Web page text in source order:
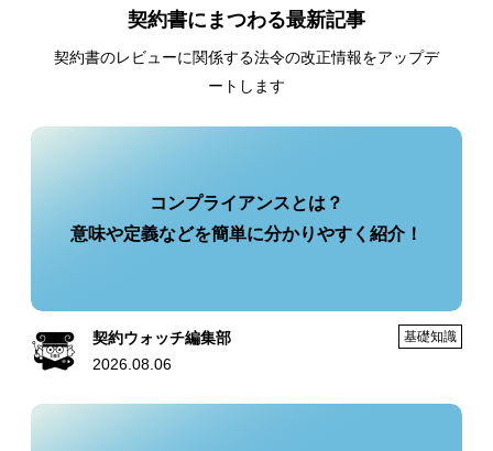
契約書にまつわる最新記事
契約書のレビューに関係する法令の改正情報をアップデ
ートします
コンプライアンスとは？
意味や定義などを簡単に分かりやすく紹介！
契約ウォッチ編集部
2026.08.06
基礎知識